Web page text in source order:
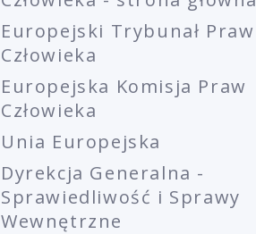
Europejski Trybunał Praw
Człowieka
Europejska Komisja Praw
Człowieka
Unia Europejska
Dyrekcja Generalna -
Sprawiedliwość i Sprawy
Wewnętrzne